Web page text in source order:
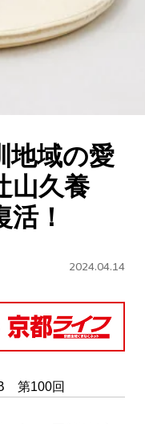
地域の愛
山久養
！
2024.04.14
第100回